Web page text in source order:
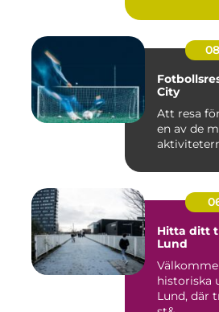
City
Att resa
en av de
Hitta ditt
Lund
historiska
Lund, där